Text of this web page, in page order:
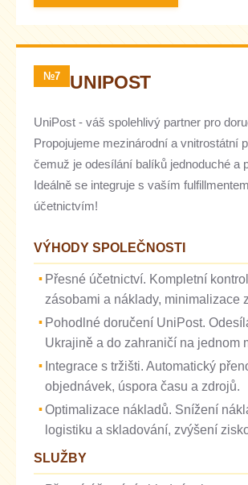
№7 UNIPOST
UniPost - váš spolehlivý partner pro
Propojujeme mezinárodní a vnitrostátní
čemuž je odesílání balíků jednoduché a
Ideálně se integruje s vaším
účetnictvím!
VÝHODY SPOLEČNOSTI
Přesné účetnictví. Kompletní
zásobami a náklady, minimalizace
Pohodlné doručení UniPost.
Ukrajině a do zahraničí na jednom
Integrace s tržišti. Automatický
objednávek, úspora času a zdrojů.
Optimalizace nákladů. Snížení
logistiku a skladování, zvýšení
SLUŽBY